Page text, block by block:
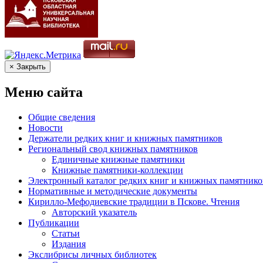
× Закрыть
Меню сайта
Общие сведения
Новости
Держатели редких книг и книжных памятников
Региональный свод книжных памятников
Единичные книжные памятники
Книжные памятники-коллекции
Электронный каталог редких книг и книжных
Нормативные и методические документы
Кирилло-Мефодиевские традиции в Пскове. Чтения
Авторский указатель
Публикации
Статьи
Издания
Экслибрисы личных библиотек